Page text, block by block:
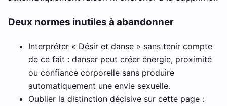
Deux normes inutiles à abandonner
Interpréter « Désir et danse » sans tenir compte
de ce fait : danser peut créer énergie, proximité
ou confiance corporelle sans produire
automatiquement une envie sexuelle.
Oublier la distinction décisive sur cette page :